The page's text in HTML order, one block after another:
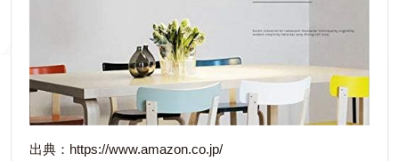
出典：https://www.amazon.co.jp/